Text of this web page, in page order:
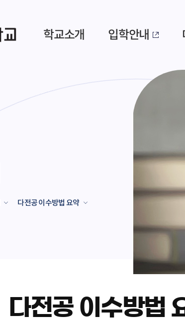
학교소개 입학안내
다전공 이수방법 요약
다전공 이수방법